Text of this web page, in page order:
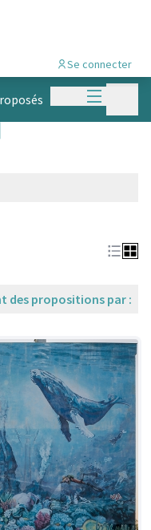
Menu
Se connecter
des propositions par :